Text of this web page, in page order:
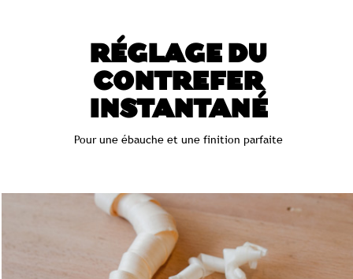
RÉGLAGE DU
CONTREFER
INSTANTANÉ
Pour une ébauche et une finition parfaite